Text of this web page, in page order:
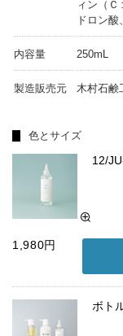
ィン（
ドロン
内容量 250mL
製造販売元 木村石鹸
色とサイズ
12/
1,980円
ボト